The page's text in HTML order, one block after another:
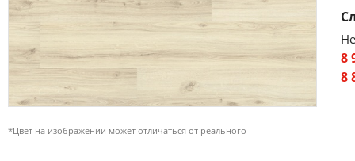
*Цвет на изображении может отличаться от реального
8
8